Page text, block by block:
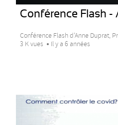
Conférence Flash -
Conférence Flash d’Anne Duprat,
3 K vues
Il y a 6 années